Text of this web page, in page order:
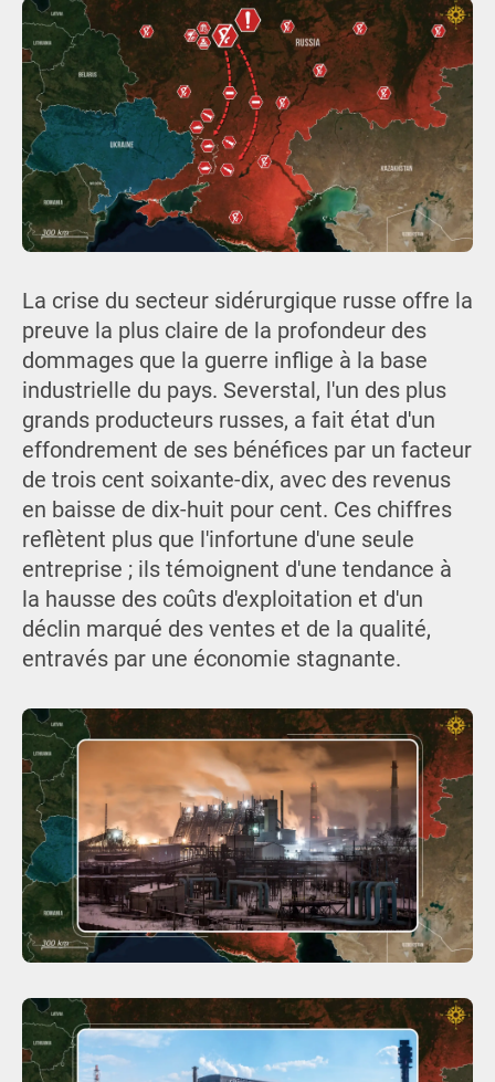
La crise du secteur sidérurgique russe offre la
preuve la plus claire de la profondeur des
dommages que la guerre inflige à la base
industrielle du pays. Severstal, l'un des plus
grands producteurs russes, a fait état d'un
effondrement de ses bénéfices par un facteur
de trois cent soixante-dix, avec des revenus
en baisse de dix-huit pour cent. Ces chiffres
reflètent plus que l'infortune d'une seule
entreprise ; ils témoignent d'une tendance à
la hausse des coûts d'exploitation et d'un
déclin marqué des ventes et de la qualité,
entravés par une économie stagnante.